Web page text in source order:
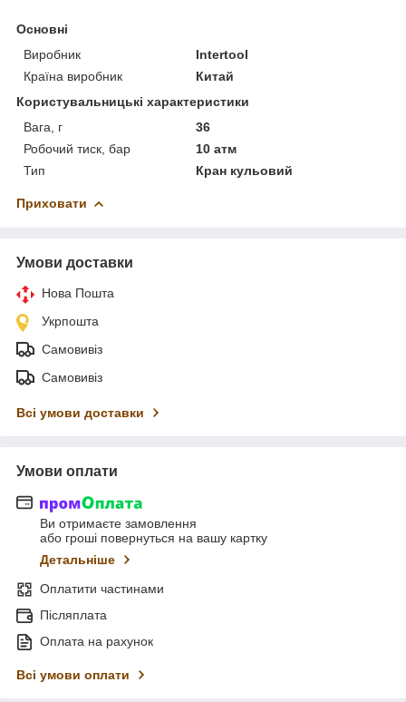
Основні
Виробник
Intertool
Країна виробник
Китай
Користувальницькі характеристики
Вага, г
36
Робочий тиск, бар
10 атм
Тип
Кран кульовий
Приховати
Умови доставки
Нова Пошта
Укрпошта
Самовивіз
Самовивіз
Всі умови доставки
Умови оплати
Ви отримаєте замовлення
або гроші повернуться на вашу картку
Детальніше
Оплатити частинами
Післяплата
Оплата на рахунок
Всі умови оплати